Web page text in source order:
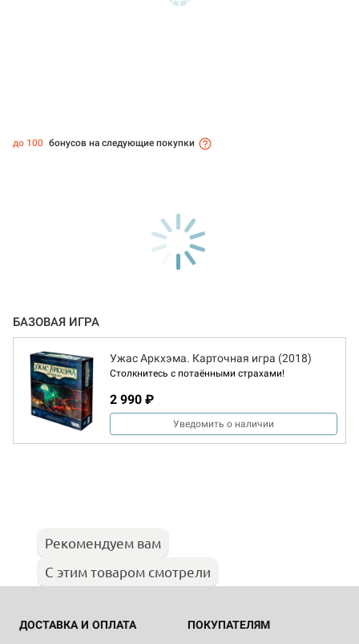
до 100 бонусов на следующие покупки
БАЗОВАЯ ИГРА
Ужас Аркхэма. Карточная игра (2018)
Столкнитесь с потаёнными страхами!
2 990 ₽
Уведомить о наличии
Рекомендуем вам
С этим товаром смотрели
ДОСТАВКА И ОПЛАТА ПОКУПАТЕЛЯМ